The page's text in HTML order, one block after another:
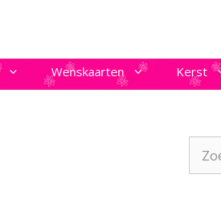
Wenskaarten Kerst
naar: